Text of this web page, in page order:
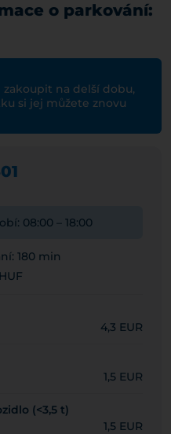
o parkování:
na delší dobu,
si jej můžete znovu
08:00 – 18:00
180 min
4,3 EUR
1,5 EUR
(<3,5 t)
1,5 EUR